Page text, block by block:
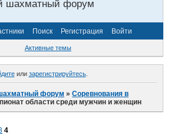
шахматный форум
Поиск Регистрация Войти
Активные темы
или зарегистрируйтесь.
форум »Соревнования в
области среди мужчин и женщин
4